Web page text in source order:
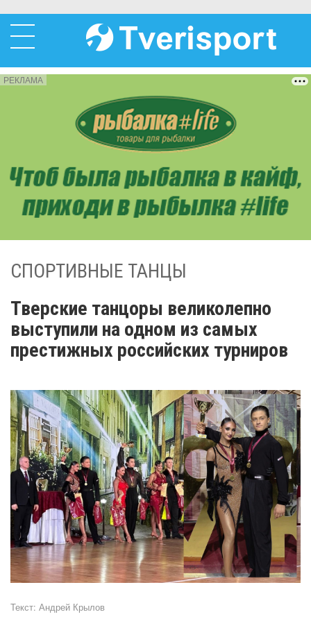
РЕКЛАМА
СПОРТИВНЫЕ ТАНЦЫ
Тверские танцоры великолепно
выступили на одном из самых
престижных российских турниров
Текст: Андрей Крылов